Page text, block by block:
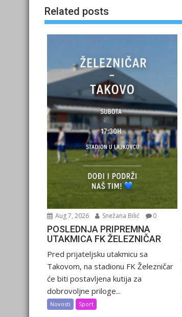
Related posts
Aug 7, 2026 Snežana Bilić 0
POSLEDNJA PRIPREMNA
UTAKMICA FK ŽELEZNIČAR
Pred prijateljsku utakmicu sa
Takovom, na stadionu FK Železničar
će biti postavljena kutija za
dobrovoljne priloge...
Novosti Sport